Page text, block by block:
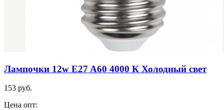
Лампочки 12w E27 A60 4000 К Холодный свет
153 руб.
Цена опт: